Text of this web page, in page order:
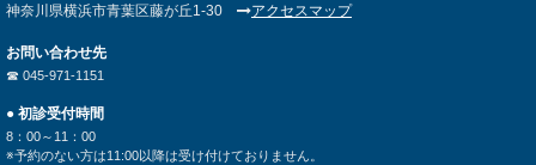
神奈川県横浜市青葉区藤が丘1-30
アクセスマップ
お問い合わせ先
☎︎ 045-971-1151
● 初診受付時間
8：00～11：00
※予約のない方は11:00以降は受け付けておりません。